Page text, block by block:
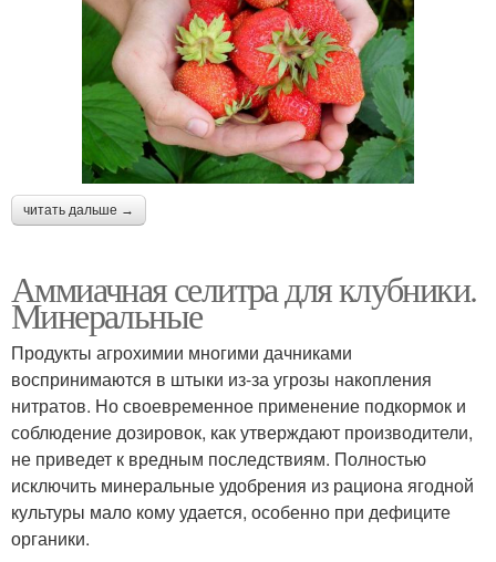
читать дальше →
Аммиачная селитра для клубники.
Минеральные
Продукты агрохимии многими дачниками
воспринимаются в штыки из-за угрозы накопления
нитратов. Но своевременное применение подкормок и
соблюдение дозировок, как утверждают производители,
не приведет к вредным последствиям. Полностью
исключить минеральные удобрения из рациона ягодной
культуры мало кому удается, особенно при дефиците
органики.